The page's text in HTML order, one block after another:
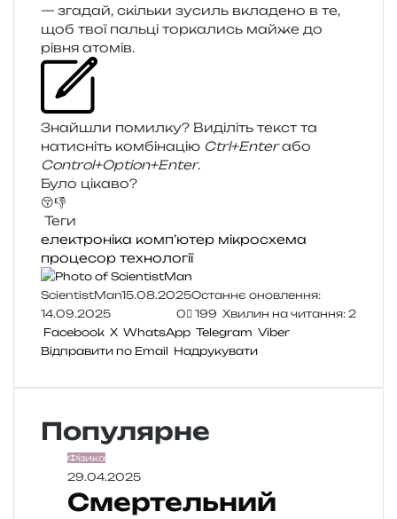
— зга­дай, скіль­ки зусиль вкла­де­но в те,
щоб твої паль­ці тор­ка­лись майже до
рівня атомів.
Знайшли помил­ку? Виділіть текст та
нати­сніть ком­бі­на­цію Ctrl+Enterабо
Control+Option+Enter.
Було цікаво?
😚👎
Теги
електроніка комп’ютер мікросхема
процесор технології
ScientistMan15.08.2025Останнє оновлення:
14.09.2025
0 199 Хвилин на читання: 2
Facebook X WhatsApp Telegram Viber
Відправити по Email Надрукувати
Популярне
Фізика
29.04.2025
Смертельний